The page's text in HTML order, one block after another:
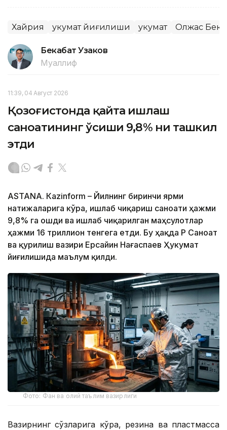
Хайрия Ҳукумат йиғилиши Ҳукумат Олжас
Бекабат Узаков
Муаллиф
11:39, 04 Август 2026
Қозоғистонда қайта ишлаш
саноатининг ўсиши 9,8% ни ташкил
этди
ASTANА. Кazinform – Йилнинг биринчи ярми
натижаларига кўра, ишлаб чиқариш саноати ҳажми
9,8% га ошди ва ишлаб чиқарилган маҳсулотлар
ҳажми 16 триллион тенгега етди. Бу ҳақда ҚР Саноат
ва қурилиш вазири Ерсайин Нағаспаев Ҳукумат
йиғилишида маълум қилди.
Фото: Фан ва олий таълим вазирлиги
Вазирнинг сўзларига кўра, резина ва пластмасса